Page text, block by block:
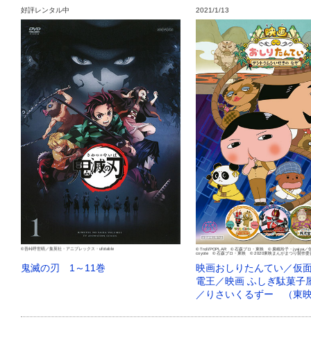
好評レンタル中
©吾峠呼世晴／集英社・アニプレックス・ufotable
鬼滅の刃 1～11巻
2021/1/13
© Troll/POPLAR © 石森プロ・東映 © 廣嶋玲子・jyajya
coyote © 石森プロ・東映 © 2020東映まんがまつり製作委
映画おしりたんてい／仮
電王／映画 ふしぎ駄菓子
／りさいくるずー （東